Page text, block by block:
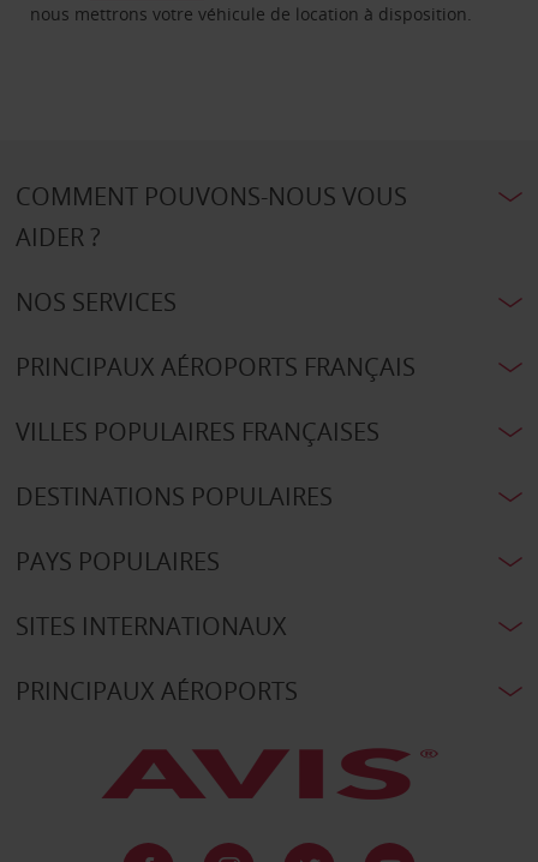
nous mettrons votre véhicule de location à disposition.
COMMENT POUVONS-NOUS VOUS
AIDER ?
NOS SERVICES
PRINCIPAUX AÉROPORTS FRANÇAIS
VILLES POPULAIRES FRANÇAISES
DESTINATIONS POPULAIRES
PAYS POPULAIRES
SITES INTERNATIONAUX
PRINCIPAUX AÉROPORTS